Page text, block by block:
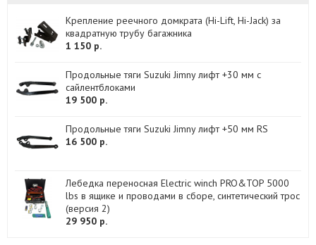
Крепление реечного домкрата (Hi-Lift, Hi-Jack) за
квадратную трубу багажника
1 150 р.
Продольные тяги Suzuki Jimny лифт +30 мм с
сайлентблоками
19 500 р.
Продольные тяги Suzuki Jimny лифт +50 мм RS
16 500 р.
Лебедка переносная Electric winch PRO&TOP 5000
lbs в ящике и проводами в сборе, синтетический трос
(версия 2)
29 950 р.